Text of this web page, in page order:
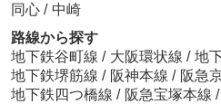
同心 / 中崎
路線から探す
地下鉄谷町線 / 大阪環状線 / 地
地下鉄堺筋線 / 阪神本線 / 阪急
地下鉄四つ橋線 / 阪急宝塚本線 /